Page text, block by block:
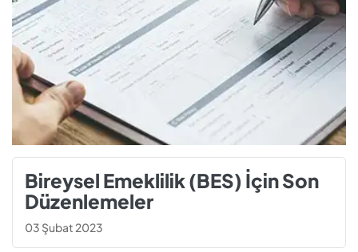
Bireysel Emeklilik (BES) İçin Son
Düzenlemeler
03 Şubat 2023